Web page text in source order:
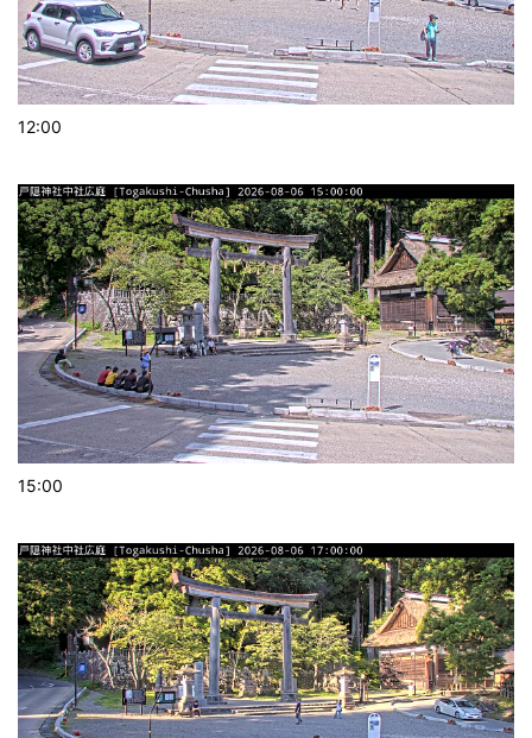
12:00
15:00